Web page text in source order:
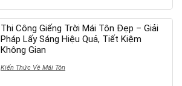
Thi Công Giếng Trời Mái Tôn Đẹp – Giải
Pháp Lấy Sáng Hiệu Quả, Tiết Kiệm
Không Gian
Kiến Thức Về Mái Tôn